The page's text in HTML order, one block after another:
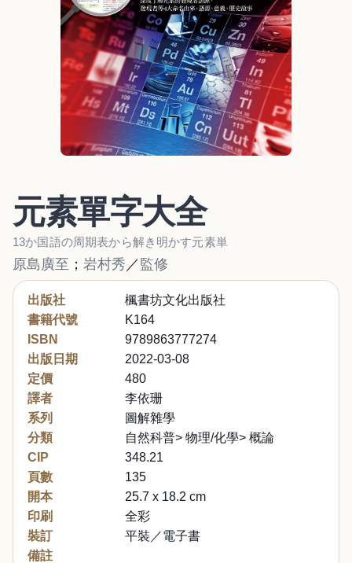
元素單字大全
13か国語の周期表から解き明かす元素単
原島廣至 ； 岩村秀 ／ 監修
出版社
楓書坊文化出版社
書籍代號
K164
ISBN
9789863777274
出版日期
2022-03-08
定價
480
譯者
李依珊
系列
圖解雜學
分類
自然科普> 物理/化學> 概論
CIP
348.21
頁數
135
開本
25.7 x 18.2 cm
印刷
全彩
裝訂
平裝／電子書
備註